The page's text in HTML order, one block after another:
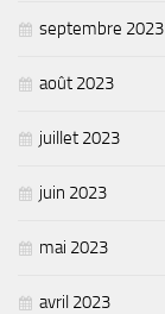
septembre 2023
août 2023
juillet 2023
juin 2023
mai 2023
avril 2023